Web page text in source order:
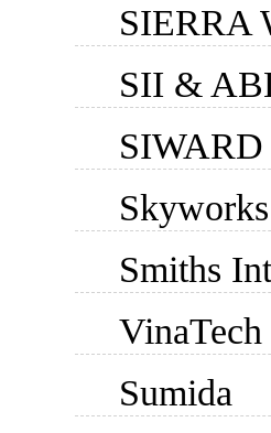
SIERRA
SII &
SIWARD
Skyworks
Smiths
VinaTech
Sumida